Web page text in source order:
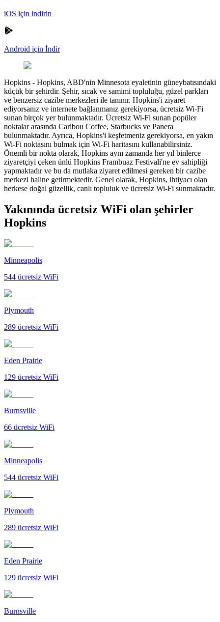
iOS için indirin
Android için İndir
Hopkins - Hopkins, ABD'nin Minnesota eyaletinin güneybatısındaki
küçük bir şehirdir. Şehir, sıcak ve samimi topluluğu, güzel parkları
ve benzersiz cazibe merkezleri ile tanınır. Hopkins'i ziyaret
ediyorsanız ve internete bağlanmanız gerekiyorsa, ücretsiz Wi-Fi
sunan birçok yer bulunmaktadır. Ücretsiz Wi-Fi sunan popüler
noktalar arasında Caribou Coffee, Starbucks ve Panera
bulunmaktadır. Ayrıca, Hopkins'i keşfetmeniz gerekiyorsa, en yakın
Wi-Fi noktasını bulmak için Wi-Fi haritasını kullanabilirsiniz.
Önemli bir nokta olarak, Hopkins aynı zamanda her yıl binlerce
ziyaretçiyi çeken ünlü Hopkins Frambuaz Festivali'ne ev sahipliği
yapmaktadır ve bu da mutlaka ziyaret edilmesi gereken bir cazibe
merkezi haline getirmektedir. Genel olarak, Hopkins, ihtiyacı olan
herkese doğal güzellik, canlı topluluk ve ücretsiz Wi-Fi sunmaktadır.
Yakınında ücretsiz WiFi olan şehirler
Hopkins
Minneapolis
544 ücretsiz WiFi
Plymouth
289 ücretsiz WiFi
Eden Prairie
129 ücretsiz WiFi
Burnsville
66 ücretsiz WiFi
Minneapolis
544 ücretsiz WiFi
Plymouth
289 ücretsiz WiFi
Eden Prairie
129 ücretsiz WiFi
Burnsville